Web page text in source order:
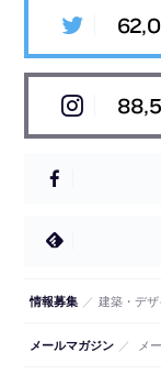
情報募集 ／ 建築・デ
メールマガジン ／ メ